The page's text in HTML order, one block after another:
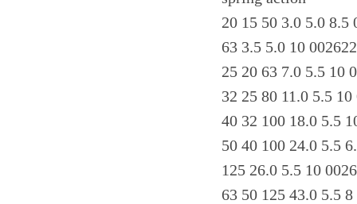
20 15 50 3.0 5.0 8.5
63 3.5 5.0 10
25 20 63 7.0 5.5 10
32 25 80 11.0 5.5
40 32 100 18.0 5.5
50 40 100 24.0 5.5
125 26.0 5.5 10
63 50 125 43.0 5.5